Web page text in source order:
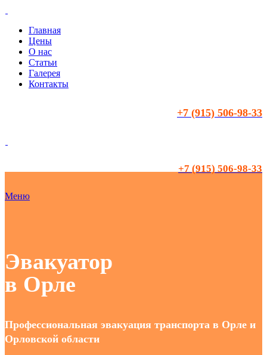
Главная
Цены
О нас
Статьи
Галерея
Контакты
+7 (915) 506-98-33
+7 (915) 506-98-33
Меню
Эвакуатор
в Орле
Профессиональная эвакуация транспорта в Орле и
Орловской области